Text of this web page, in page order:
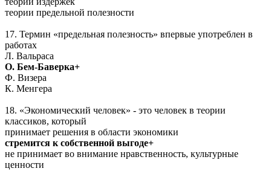
теории предельной полезности
17. Термин «предельная полезность» впервые употреблен в
работах
Л. Вальраса
О. Бем-Баверка+
Ф. Визера
К. Менгера
18. «Экономический человек» - это человек в теории
классиков, который
принимает решения в области экономики
стремится к собственной выгоде+
не принимает во внимание нравственность, культурные
ценности